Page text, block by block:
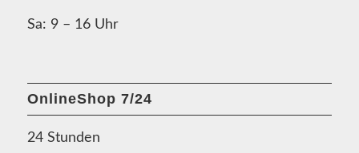
Sa: 9 – 16 Uhr
OnlineShop 7/24
24 Stunden